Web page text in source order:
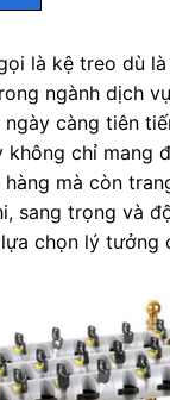
là kệ treo dù
ngành dịch
ngày càng tiên
không chỉ mang
mà còn
sang trọng và
chọn lý tưởng